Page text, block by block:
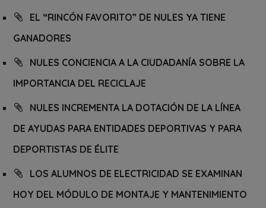
EL “RINCÓN FAVORITO” DE NULES YA TIENE
GANADORES
NULES CONCIENCIA A LA CIUDADANÍA SOBRE LA
IMPORTANCIA DEL RECICLAJE
NULES INCREMENTA LA DOTACIÓN DE LA LÍNEA
DE AYUDAS PARA ENTIDADES DEPORTIVAS Y PARA
DEPORTISTAS DE ÉLITE
LOS ALUMNOS DE ELECTRICIDAD SE EXAMINAN
HOY DEL MÓDULO DE MONTAJE Y MANTENIMIENTO